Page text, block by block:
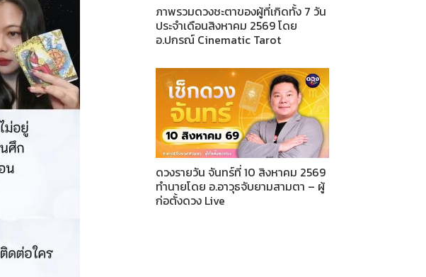
ภาพรวมดวงชะตาของผู้ที่เกิดทั้ง 7 วัน
ประจำเดือนสิงหาคม 2569 โดย
อ.ปกรณ์ Cinematic Tarot
ดวงรายวัน จันทร์ที่ 10 สิงหาคม 2569
ทำนายโดย อ.อาวุธจับยามสามตา – ผู้
ก่อตั้งดวง Live